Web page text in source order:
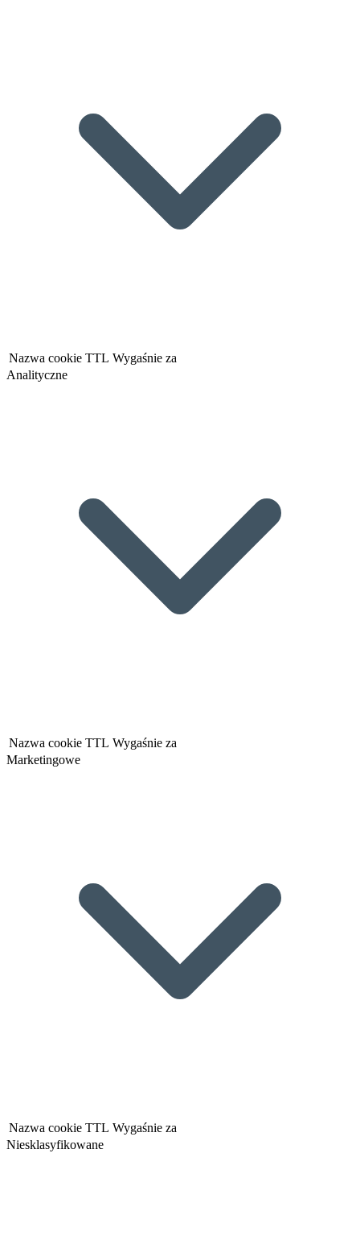
Nazwa cookie TTL Wygaśnie za
Analityczne
Nazwa cookie TTL Wygaśnie za
Marketingowe
Nazwa cookie TTL Wygaśnie za
Niesklasyfikowane